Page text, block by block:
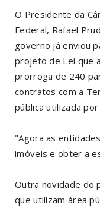
O Presidente da
Federal, Rafael
governo já enviou
projeto de Lei que
prorroga de 240
contratos com a
pública utilizada
"Agora as
imóveis e obter a
Outra novidade do
que utilizam área